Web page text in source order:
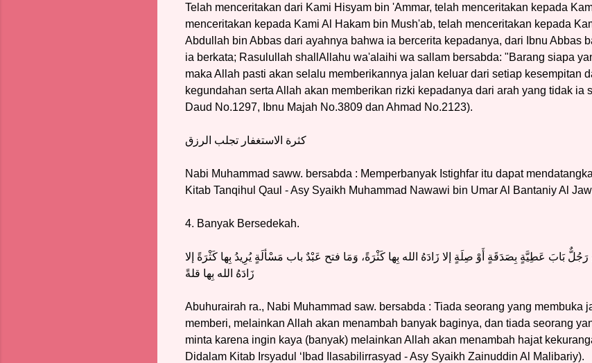
Telah menceritakan dari Kami Hisyam bin 'Ammar, telah menceritakan kepada
menceritakan kepada Kami Al Hakam bin Mush'ab, telah menceritakan kepada
Abdullah bin Abbas dari ayahnya bahwa ia bercerita kepadanya, dari Ibnu Abbas
ia berkata; Rasulullah shallAllahu wa'alaihi wa sallam bersabda: "Barang siapa
maka Allah pasti akan selalu memberikannya jalan keluar dari setiap kesempitan
kegundahan serta Allah akan memberikan rizki kepadanya dari arah yang tidak ia
Daud No.1297, Ibnu Majah No.3809 dan Ahmad No.2123).
كثرة الاستغفار تجلب الرزق
Nabi Muhammad saww. bersabda : Memperbanyak Istighfar itu dapat
Kitab Tanqihul Qaul - Asy Syaikh Muhammad Nawawi bin Umar Al Bantaniy Al
4. Banyak Bersedekah.
بَابَ عَطِيَّةٍ بِصَدَقَةٍ أَوْ صِلَةٍ إلا زَادَهُ الله بِها كَثْرَةً، وَمَا فتح عَبْدٌ باب مَسْألَةٍ يُرِيدُ بِها كَثْرَةً إلا
زَادَهُ الله بِها قلةً
Abuhurairah ra., Nabi Muhammad saw. bersabda : Tiada seorang yang membuka
memberi, melainkan Allah akan menambah banyak baginya, dan tiada seorang
minta karena ingin kaya (banyak) melainkan Allah akan menambah hajat
Didalam Kitab Irsyadul ‘Ibad Ilasabilirrasyad - Asy Syaikh Zainuddin Al Malibariy).